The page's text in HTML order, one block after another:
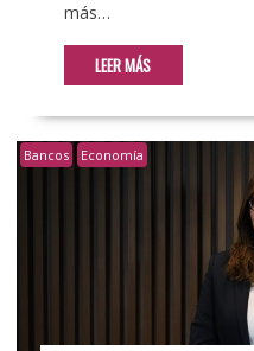
más…
LEER MÁS
Bancos Economía